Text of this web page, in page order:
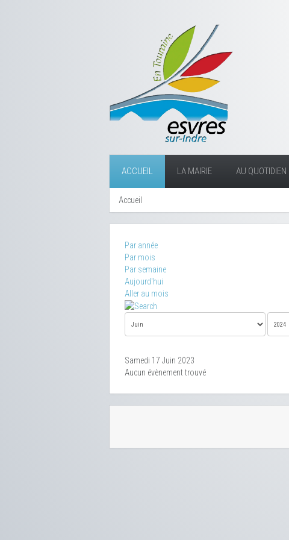
ACCUEIL LA MAIRIE AU QUOTIDIEN
Accueil
Par année
Par mois
Par semaine
Aujourd'hui
Aller au mois
Samedi 17 Juin 2023
Aucun évènement trouvé